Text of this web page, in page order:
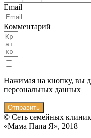
Email
Комментарий
Нажимая на кнопку, вы
персональных данных
Отправить
© Сеть семейных клиник
«Мама Папа Я», 2018